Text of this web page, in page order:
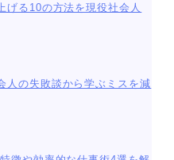
げる10の方法を現役社会人
人の失敗談から学ぶミスを減